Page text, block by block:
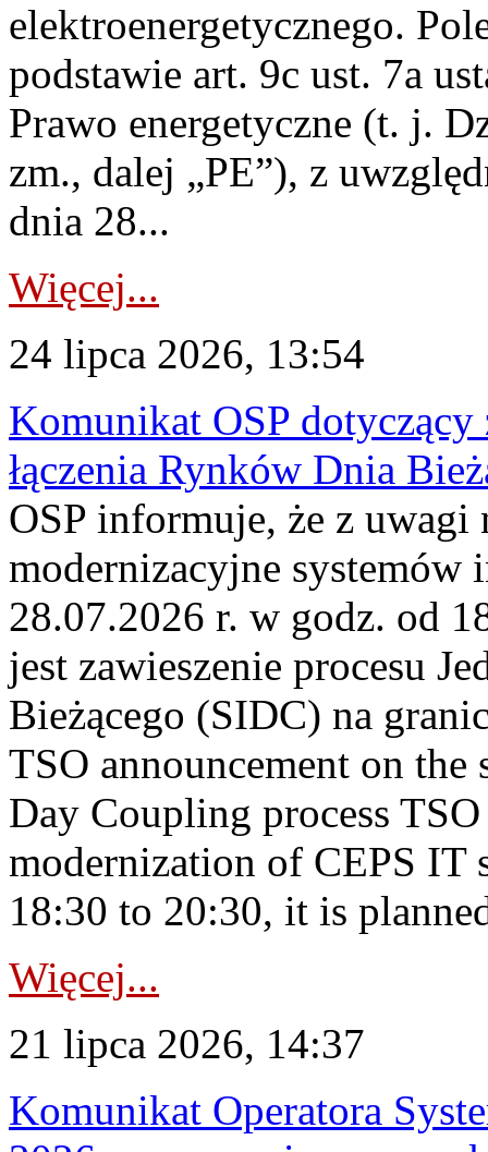
elektroenergetycznego.
podstawie art. 9c ust. 7a
Prawo energetyczne (t. j.
zm., dalej „PE”), z
dnia 28...
Więcej...
24 lipca 2026, 13:54
Komunikat OSP dotyczący
łączenia Rynków Dnia
OSP informuje, że z uwagi
modernizacyjne
28.07.2026 r. w godz. od
jest zawieszenie procesu
Bieżącego (SIDC) na
TSO announcement on
Day Coupling process
modernization of CEPS IT
18:30 to 20:30, it is
Więcej...
21 lipca 2026, 14:37
Komunikat Operatora